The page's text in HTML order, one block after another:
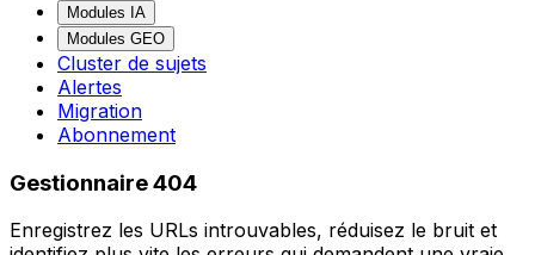
Modules IA
Modules GEO
Cluster de sujets
Alertes
Migration
Abonnement
Gestionnaire 404
Enregistrez les URLs introuvables, réduisez le bruit et